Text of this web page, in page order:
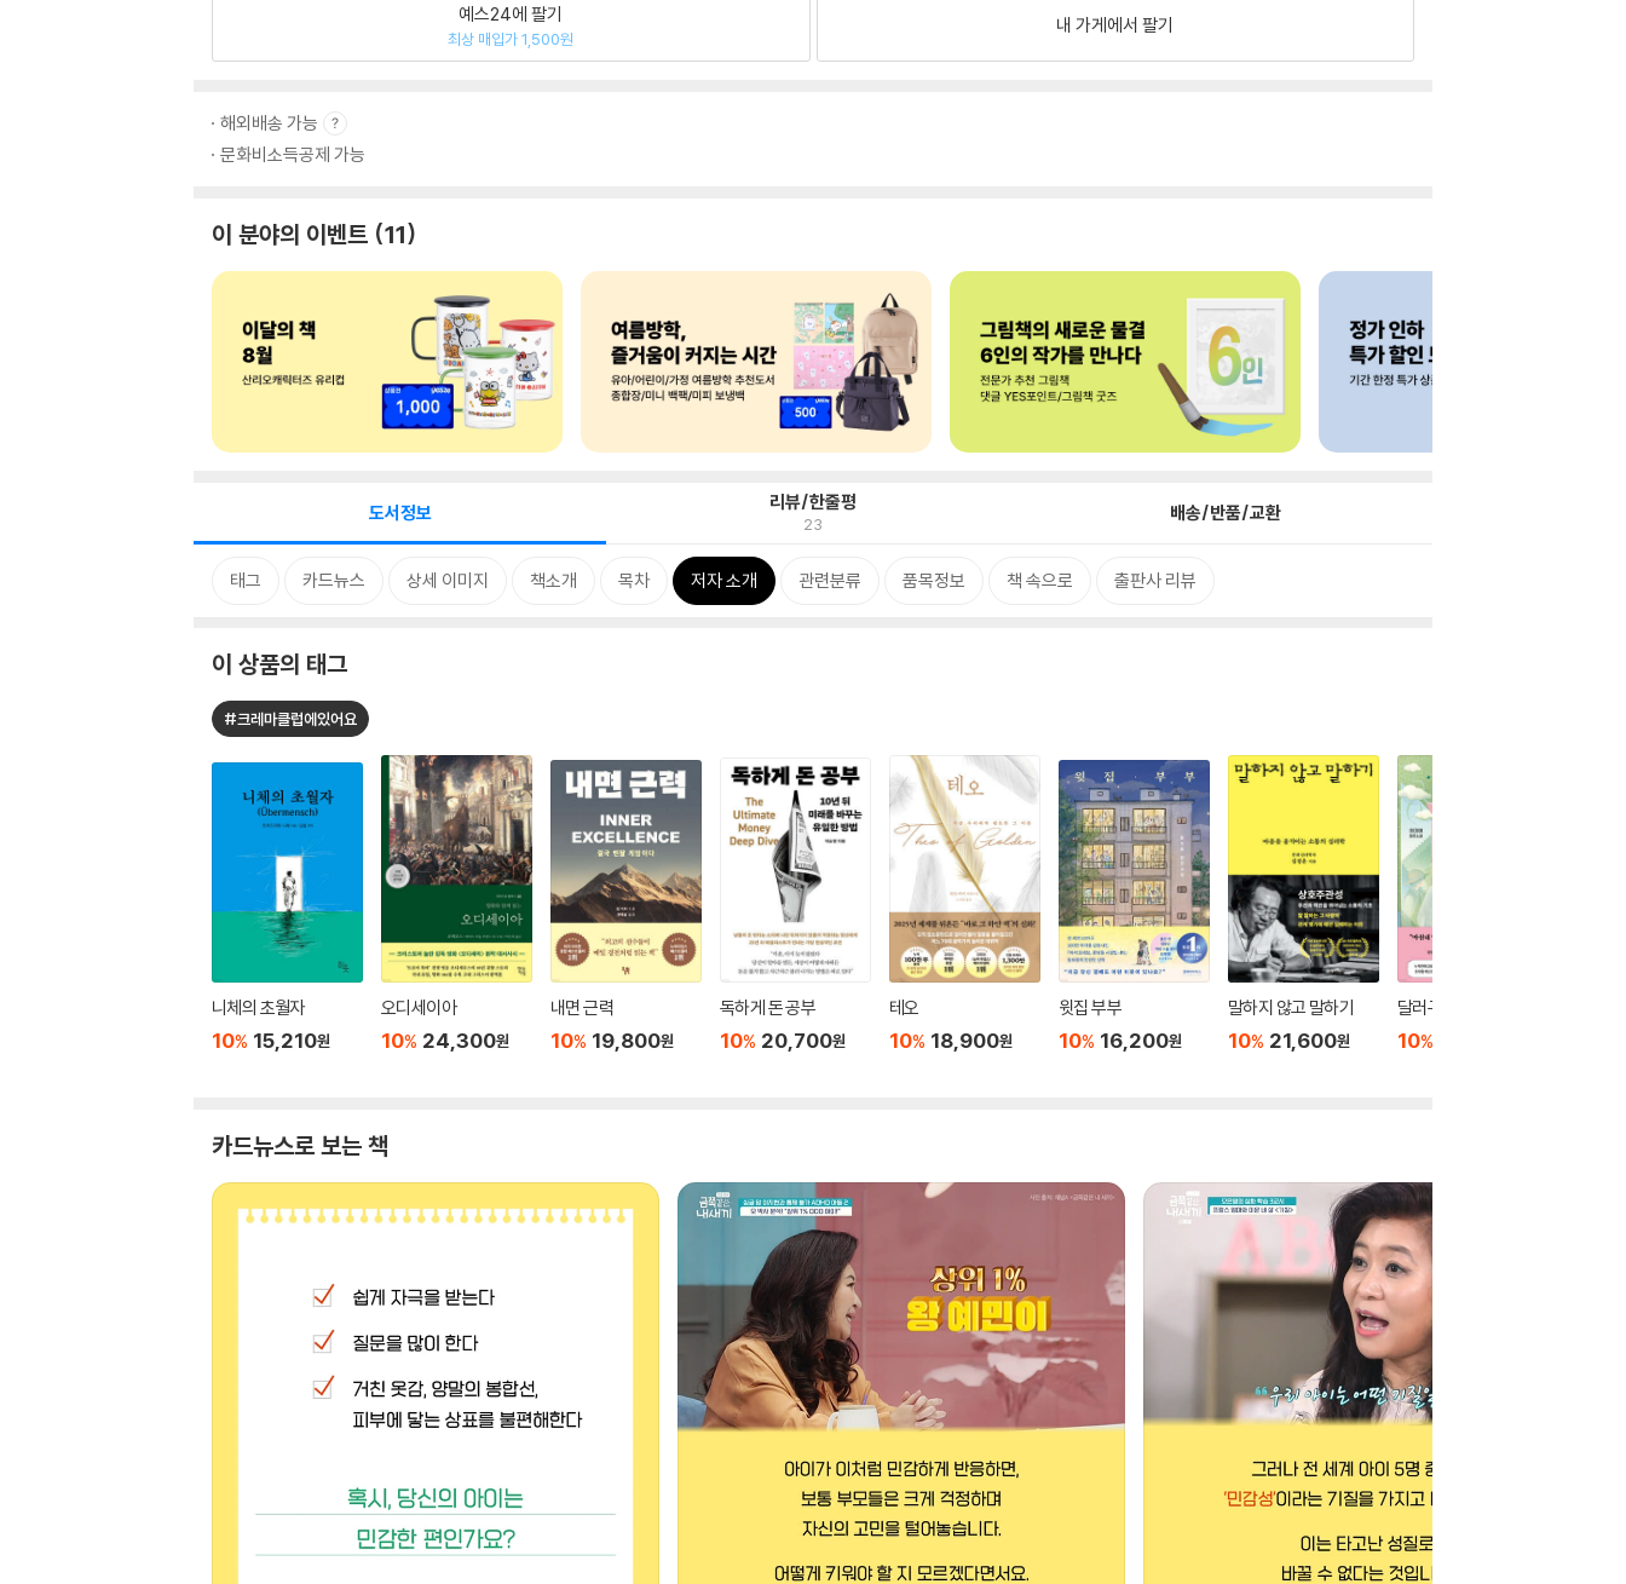
예스24에 팔기
최상 매입가 1,500원
내 가게에서 팔기
해외배송 가능
문화비소득공제 가능
이 분야의 이벤트 11
도서정보 리뷰/한줄평
23 배송/반품/교환
태그 카드뉴스 상세 이미지 책소개 목차 저자 소개 관련분류 품목정보 책 속으로 출판사 리뷰
이 상품의 태그
#크레마클럽에있어요
니체의 초월자
10% 15,210원
오디세이아
10% 24,300원
내면 근력
10% 19,800원
독하게 돈 공부
10% 20,700원
테오
10% 18,900원
윗집 부부
10% 16,200원
말하지 않고 말하기
10% 21,600원
달러구트 꿈 백화점 0
10%
카드뉴스로 보는 책